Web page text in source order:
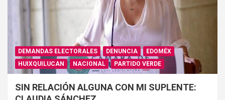
DEMANDAS ELECTORALES DENUNCIA
EDOMÉX
HUIXQUILUCAN
NACIONAL PARTIDO VERDE
SIN RELACIÓN ALGUNA CON MI SUPLENTE: